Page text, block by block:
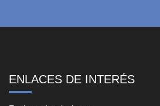
ENLACES DE INTERÉS